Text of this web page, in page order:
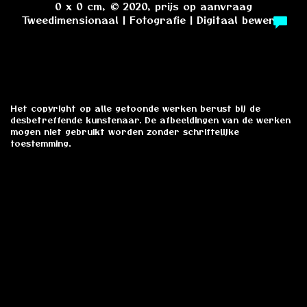
0 x 0 cm, © 2020, prijs op aanvraag
Tweedimensionaal | Fotografie | Digitaal bewerkt
Het copyright op alle getoonde werken berust bij de
desbetreffende kunstenaar. De afbeeldingen van de werken
mogen niet gebruikt worden zonder schriftelijke
toestemming.